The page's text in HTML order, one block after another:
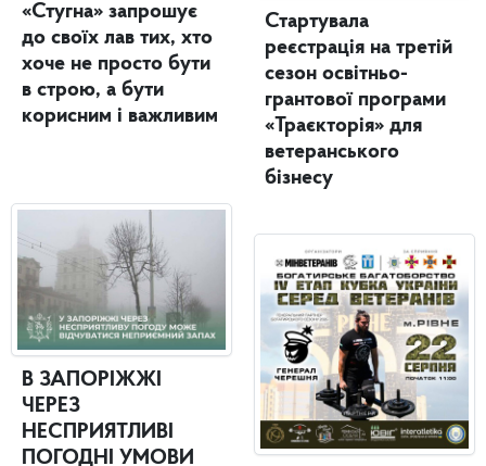
«Стугна» запрошує
до своїх лав тих, хто
хоче не просто бути
в строю, а бути
корисним і важливим
В ЗАПОРІЖЖІ
ЧЕРЕЗ
НЕСПРИЯТЛИВІ
ПОГОДНІ УМОВИ
Стартувала
реєстрація на третій
сезон освітньо-
грантової програми
«Траєкторія» для
ветеранського
бізнесу